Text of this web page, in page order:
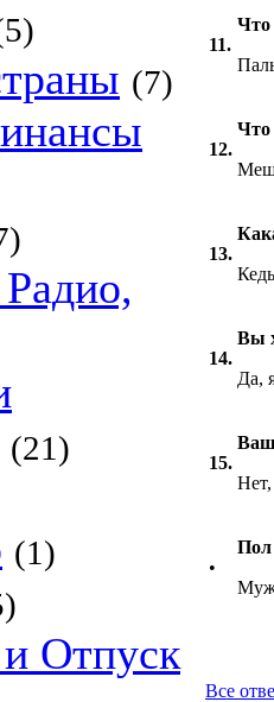
(7)
(21)
(1)
Отпуск
11.
Что
12.
Что
13.
14.
Вы
Да,
15.
Ваш
•
Пол
Все